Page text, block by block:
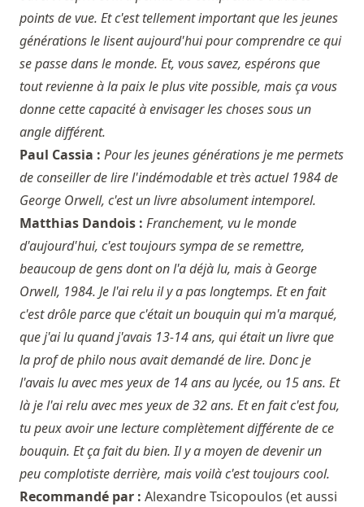
points de vue. Et c'est tellement important que les jeunes
générations le lisent aujourd'hui pour comprendre ce qui
se passe dans le monde. Et, vous savez, espérons que
tout revienne à la paix le plus vite possible, mais ça vous
donne cette capacité à envisager les choses sous un
angle différent.
Paul Cassia : Pour les jeunes générations je me permets
de conseiller de lire l'indémodable et très actuel 1984 de
George Orwell, c'est un livre absolument intemporel.
Matthias Dandois : Franchement, vu le monde
d'aujourd'hui, c'est toujours sympa de se remettre,
beaucoup de gens dont on l'a déjà lu, mais à George
Orwell, 1984. Je l'ai relu il y a pas longtemps. Et en fait
c'est drôle parce que c'était un bouquin qui m'a marqué,
que j'ai lu quand j'avais 13-14 ans, qui était un livre que
la prof de philo nous avait demandé de lire. Donc je
l'avais lu avec mes yeux de 14 ans au lycée, ou 15 ans. Et
là je l'ai relu avec mes yeux de 32 ans. Et en fait c'est fou,
tu peux avoir une lecture complètement différente de ce
bouquin. Et ça fait du bien. Il y a moyen de devenir un
peu complotiste derrière, mais voilà c'est toujours cool.
Recommandé par : Alexandre Tsicopoulos (et aussi